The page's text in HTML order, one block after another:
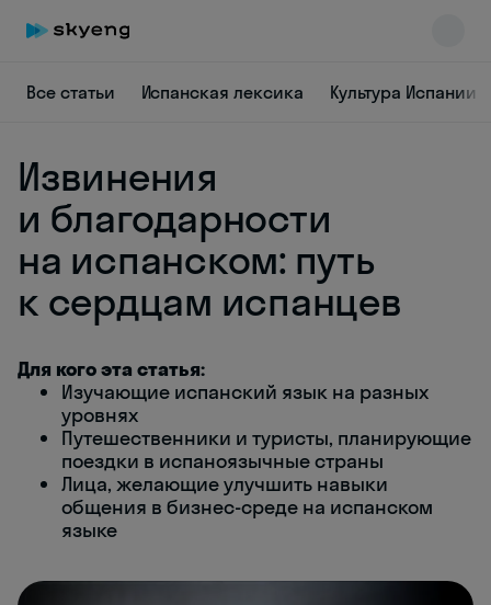
Все статьи Испанская лексика Культура Испании
Извинения
и благодарности
на испанском: путь
к сердцам испанцев
Для кого эта статья:
Изучающие испанский язык на разных
уровнях
Путешественники и туристы, планирующие
поездки в испаноязычные страны
Лица, желающие улучшить навыки
общения в бизнес-среде на испанском
языке
online